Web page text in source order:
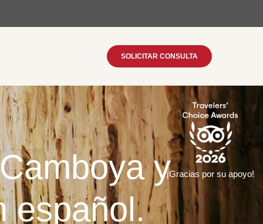
SOLICITAR CONSULTA
y
español.
¡Gracias por su apoyo!